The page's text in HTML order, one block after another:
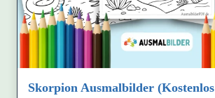
Skorpion Ausmalbilder (Kostenlos